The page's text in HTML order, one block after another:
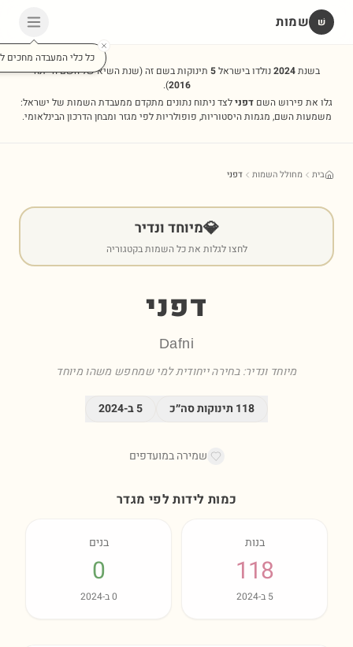
שׁ שמות
כל כלי המעבדה מחכים
בשנת2024נולדו בישראל5 תינוקות בשם זה(שנת השיא של השם הייתה
2016
).
גלו את פירוש השם דפנילצד ניתוח נתונים מתקדם ממעבדת השמות של ישראל:
משמעות השם, מגמות היסטוריות, פופולריות לפי מגזר ומבחן הדרכון הבינלאומי.
בית מחולל השמות דפני
💎מיוחד ונדיר
לחצו לגלות את כל השמות בקטגוריה
דפני
Dafni
מיוחד ונדיר: בחירה ייחודית למי שמחפש משהו מיוחד
118 תינוקות סה״כ 5ב-2024
שמירה במועדפים
כמות לידות לפי מגדר
בנות
118
5 ב-2024
בנים
0
0ב-2024